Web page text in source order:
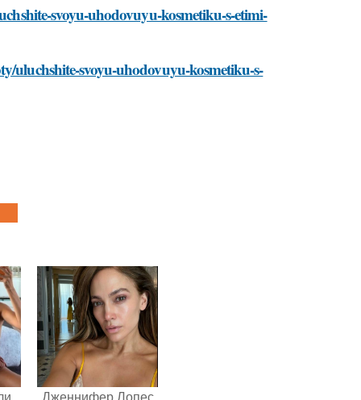
svoyu-uhodovuyu-kosmetiku-s-etimi-
uluchshite-svoyu-uhodovuyu-kosmetiku-s-